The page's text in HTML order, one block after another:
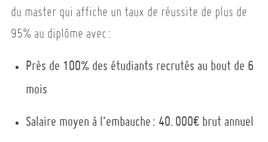
du master qui affiche un taux de réussite de plus de
95% au diplôme avec :
Près de 100% des étudiants recrutés au bout de 6
mois
Salaire moyen à l’embauche : 40. 000€ brut annuel